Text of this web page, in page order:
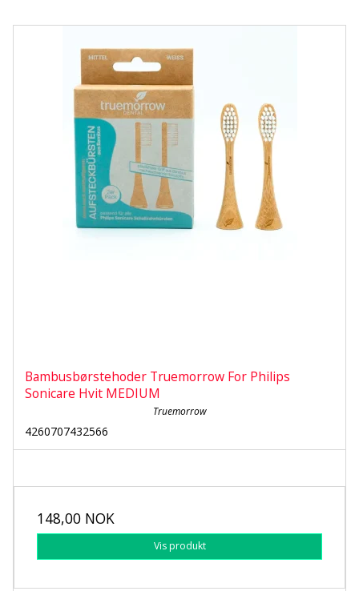
Bambusbørstehoder Truemorrow For Philips
Sonicare Hvit MEDIUM
Truemorrow
4260707432566
148,00 NOK
Vis produkt